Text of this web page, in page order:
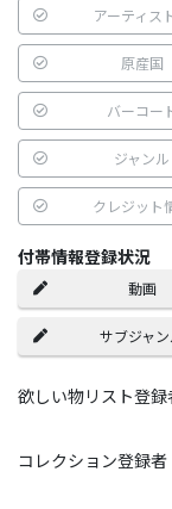
アーティス
原産国
バーコー
ジャンル
クレジット
付帯情報登録状況
動画
サブジャ
欲しい物リスト登録
コレクション登録者